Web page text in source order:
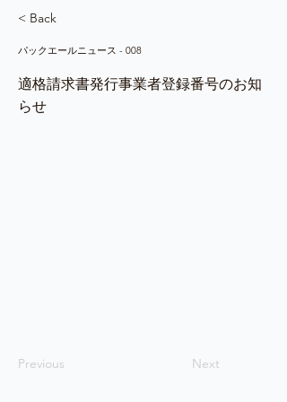
< Back
パックエールニュース - 008
適格請求書発行事業者登録番号のお知
らせ
Previous Next